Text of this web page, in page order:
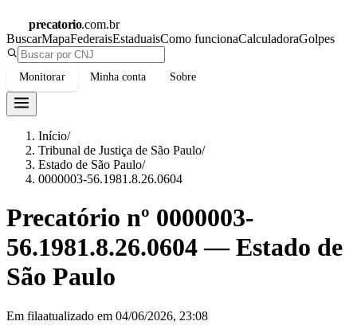
precatorio.com.br
BuscarMapaFederaisEstaduaisComo funcionaCalculadoraGolpes
Monitorar Minha conta Sobre
Início/
Tribunal de Justiça de São Paulo/
Estado de São Paulo/
0000003-56.1981.8.26.0604
Precatório nº 0000003-
56.1981.8.26.0604—Estado de
São Paulo
Em filaatualizado em 04/06/2026, 23:08